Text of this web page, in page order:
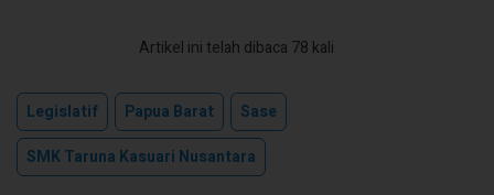
Artikel ini telah dibaca 78 kali
Legislatif Papua Barat
Sase
SMK Taruna Kasuari Nusantara